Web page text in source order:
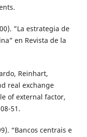
”La estrategia de
en Revista de la
Reinhart,
real exchange
of external factor,
51.
“Bancos centrais e